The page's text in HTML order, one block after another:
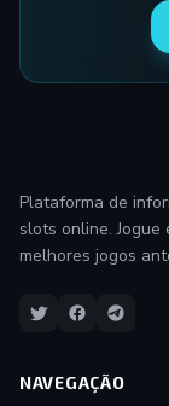
Plataforma de
slots online. Jogue
melhores jogos
NAVEGAÇÃO